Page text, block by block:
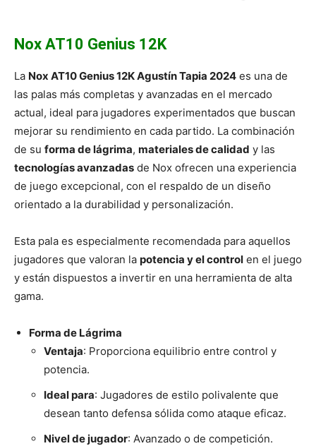
Nox AT10 Genius 12K
La Nox AT10 Genius 12K Agustín Tapia 2024 es una de
las palas más completas y avanzadas en el mercado
actual, ideal para jugadores experimentados que buscan
mejorar su rendimiento en cada partido. La combinación
de su forma de lágrima, materiales de calidad y las
tecnologías avanzadas de Nox ofrecen una experiencia
de juego excepcional, con el respaldo de un diseño
orientado a la durabilidad y personalización.
Esta pala es especialmente recomendada para aquellos
jugadores que valoran la potencia y el control en el juego
y están dispuestos a invertir en una herramienta de alta
gama.
Forma de Lágrima
Ventaja: Proporciona equilibrio entre control y
potencia.
Ideal para: Jugadores de estilo polivalente que
desean tanto defensa sólida como ataque eficaz.
Nivel de jugador: Avanzado o de competición.